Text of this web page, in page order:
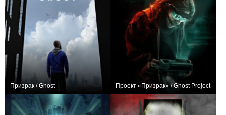
Призрак / Ghost Проект «Призрак» / Ghost Project